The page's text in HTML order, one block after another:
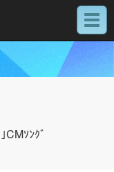
メ
ニ
CMｿﾝｸﾞ